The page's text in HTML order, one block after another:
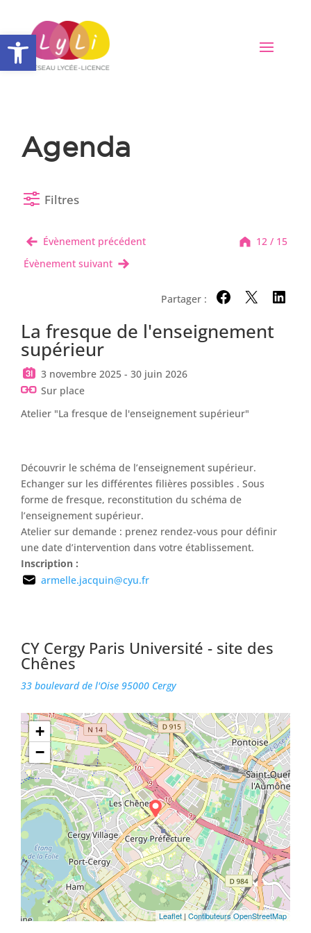
Ouvrir la barre d’outils
Agenda
Filtres
Évènement précédent
12 / 15
Évènement suivant
Partager : Partager surPartager sur X
La fresque de l'enseignement
supérieur
3 novembre 2025 - 30 juin 2026
Sur place
Atelier "La fresque de l'enseignement supérieur"
Découvrir le schéma de l’enseignement supérieur.
Echanger sur les différentes filières possibles . Sous
forme de fresque, reconstitution du schéma de
l’enseignement supérieur.
Atelier sur demande : prenez rendez-vous pour définir
une date d’intervention dans votre établissement.
Inscription :
armelle.jacquin@cyu.fr
CY Cergy Paris Université - site des
Chênes
33 boulevard de l'Oise 95000 Cergy
+
−
Leaflet|Contibuteurs OpenStreetMap